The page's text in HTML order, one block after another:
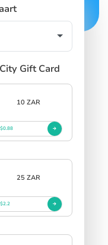
Gift Card
10 ZAR
$0.88
25 ZAR
$2.2